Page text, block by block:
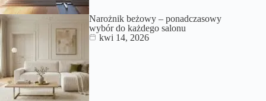
Narożnik beżowy – ponadczasowy
wybór do każdego salonu
kwi 14, 2026